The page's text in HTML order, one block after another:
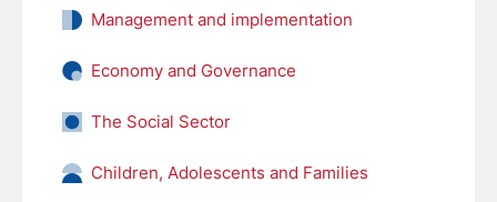
Management and implementation
Economy and Governance
The Social Sector
Children, Adolescents and Families